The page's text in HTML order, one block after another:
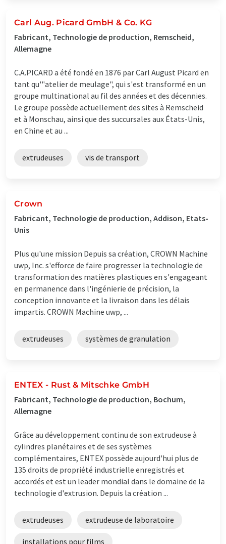
Carl Aug. Picard GmbH & Co. KG
Fabricant, Technologie de production, Remscheid,
Allemagne
C.A.PICARD a été fondé en 1876 par Carl August Picard en
tant qu'"atelier de meulage", qui s'est transformé en un
groupe multinational au fil des années et des décennies.
Le groupe possède actuellement des sites à Remscheid
et à Monschau, ainsi que des succursales aux États-Unis,
en Chine et au ...
extrudeuses vis de transport
Crown
Fabricant, Technologie de production, Addison, Etats-
Unis
Plus qu'une mission Depuis sa création, CROWN Machine
uwp, Inc. s'efforce de faire progresser la technologie de
transformation des matières plastiques en s'engageant
en permanence dans l'ingénierie de précision, la
conception innovante et la livraison dans les délais
impartis. CROWN Machine uwp, ...
extrudeuses systèmes de granulation
ENTEX - Rust & Mitschke GmbH
Fabricant, Technologie de production, Bochum,
Allemagne
Grâce au développement continu de son extrudeuse à
cylindres planétaires et de ses systèmes
complémentaires, ENTEX possède aujourd'hui plus de
135 droits de propriété industrielle enregistrés et
accordés et est un leader mondial dans le domaine de la
technologie d'extrusion. Depuis la création ...
extrudeuses extrudeuse de laboratoire
installations pour films